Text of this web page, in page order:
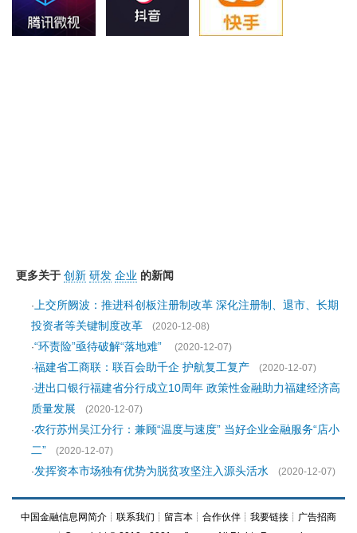
更多关于 创新 研发 企业 的新闻
· 上交所阙波：推进科创板注册制改革 深化注册制、退市、长期
投资者等关键制度改革
(2020-12-08)
·“环责险”亟待破解“落地难”
(2020-12-07)
·福建省工商联：联百会助千企 护航复工复产
(2020-12-07)
·进出口银行福建省分行成立10周年 政策性金融助力福建经济高
质量发展
(2020-12-07)
·农行苏州吴江分行：兼顾“温度与速度” 当好企业金融服务“店小
二”
(2020-12-07)
·发挥资本市场独有优势为脱贫攻坚注入源头活水 (2020-12-07)
中国金融信息网简介 ┊ 联系我们 ┊ 留言本 ┊ 合作伙伴 ┊ 我要链接 ┊ 广告招商